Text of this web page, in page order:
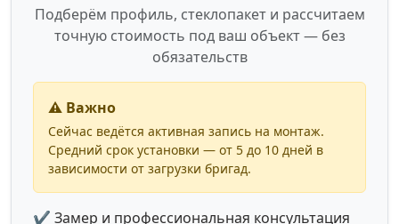
Подберём профиль, стеклопакет и рассчитаем
точную стоимость под ваш объект — без
обязательств
⚠️ Важно
Сейчас ведётся активная запись на монтаж.
Средний срок установки — от 5 до 10 дней в
зависимости от загрузки бригад.
✔ Замер и профессиональная консультация